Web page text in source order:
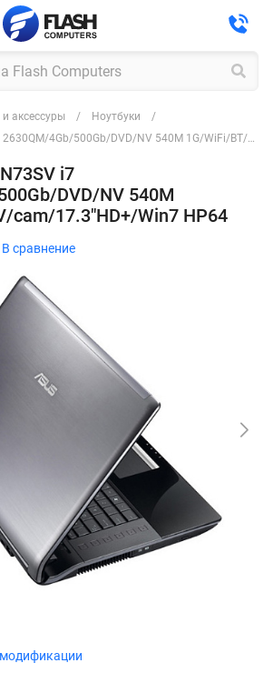
и аксессуры
Ноутбуки
Ноутбук Asus N73SV i7 2630QM/4Gb/500Gb/DVD/NV 540M 1G/WiFi/BT/TV/cam/17.3"HD+/Win7 HP64
i7
DVD/NV 540M
cam/17.3"HD+/Win7 HP64
В сравнение